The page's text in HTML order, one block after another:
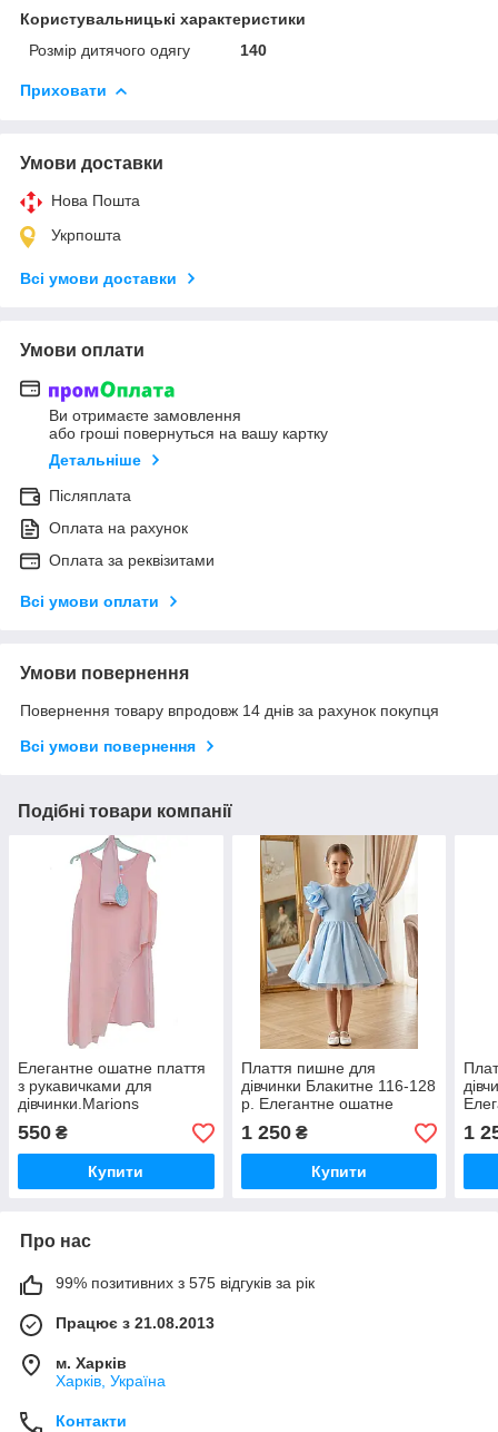
Користувальницькі характеристики
Розмір дитячого одягу
140
Приховати
Умови доставки
Нова Пошта
Укрпошта
Всі умови доставки
Умови оплати
Ви отримаєте замовлення
або гроші повернуться на вашу картку
Детальніше
Післяплата
Оплата на рахунок
Оплата за реквізитами
Всі умови оплати
Умови повернення
Повернення товару впродовж 14 днів за рахунок покупця
Всі умови повернення
Подібні товари компанії
Елегантне ошатне плаття
з рукавичками для
дівчинки.Marions
550 ₴
Купити
Плаття пишне для
дівчинки Блакитне 116-128
р. Елегантне ошатне
1 250₴
Купити
1
Про нас
99% позитивних з 575 відгуків за рік
Працює з 21.08.2013
м. Харків
Харків, Україна
Контакти